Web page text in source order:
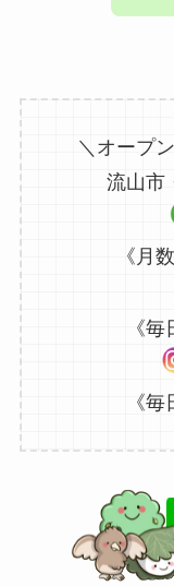
＼オープ
流山市
《月
《
《